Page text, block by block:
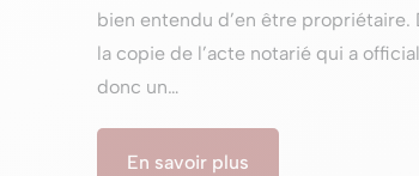
bien entendu d’en être
la copie de l’acte notarié qui a
donc un…
En savoir plus